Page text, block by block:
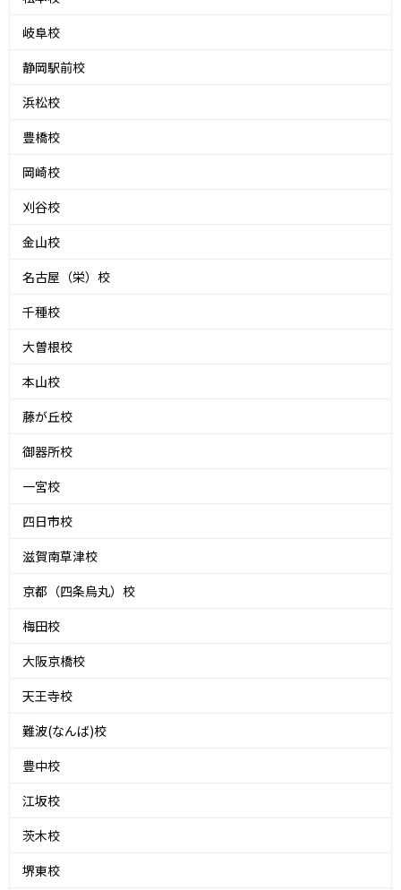
岐阜校
静岡駅前校
浜松校
豊橋校
岡崎校
刈谷校
金山校
名古屋（栄）校
千種校
大曽根校
本山校
藤が丘校
御器所校
一宮校
四日市校
滋賀南草津校
京都（四条烏丸）校
梅田校
大阪京橋校
天王寺校
難波(なんば)校
豊中校
江坂校
茨木校
堺東校